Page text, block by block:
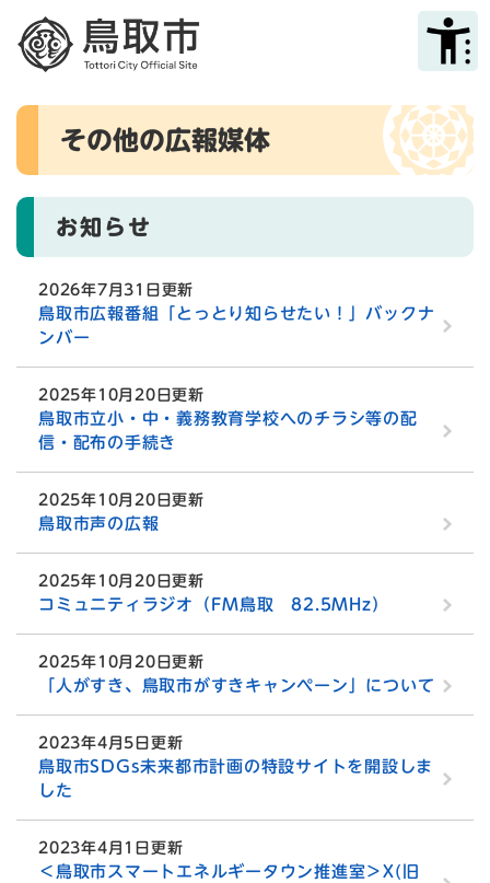
メニューを飛ばして本文へ
本
その他の広報媒体
お知らせ
2026年7月31日更新
鳥取市広報番組「とっとり知らせたい！」バックナ
ンバー
2025年10月20日更新
鳥取市立小・中・義務教育学校へのチラシ等の配
信・配布の手続き
2025年10月20日更新
鳥取市声の広報
2025年10月20日更新
コミュニティラジオ（FM鳥取 82.5MHz）
2025年10月20日更新
「人がすき、鳥取市がすきキャンペーン」について
2023年4月5日更新
鳥取市SDGs未来都市計画の特設サイトを開設しま
した
2023年4月1日更新
＜鳥取市スマートエネルギータウン推進室＞X(旧